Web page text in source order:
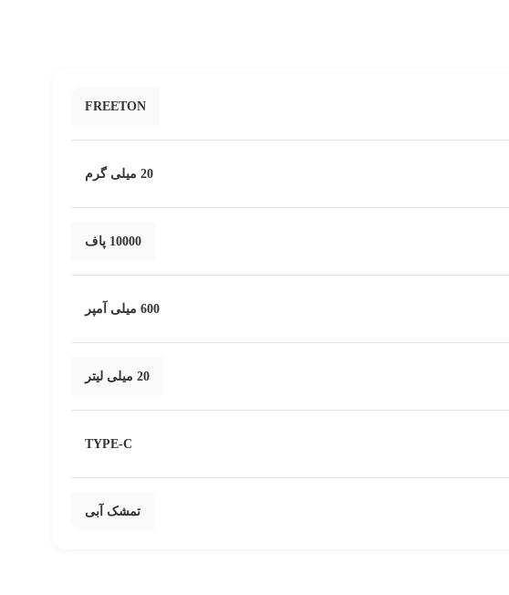
FREETON
20 میلی گرم
10000 پاف
600 میلی آمپر
20 میلی لیتر
TYPE-C
تمشک آبی